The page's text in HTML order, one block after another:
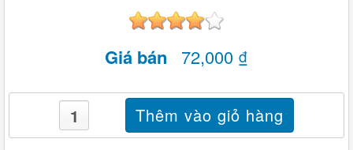
Giá bán 72,000 ₫